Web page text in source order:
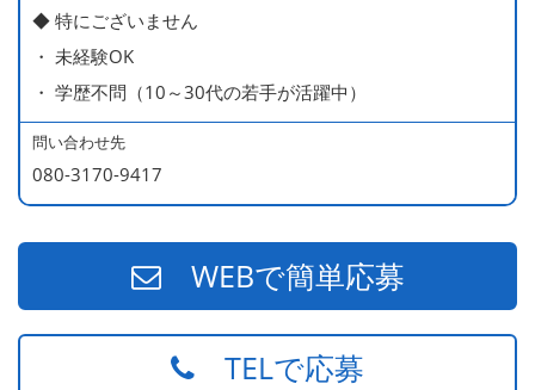
◆ 特にございません
・ 未経験OK
・ 学歴不問（10～30代の若手が活躍中）
問い合わせ先
080-3170-9417
WEBで簡単応募
TELで応募